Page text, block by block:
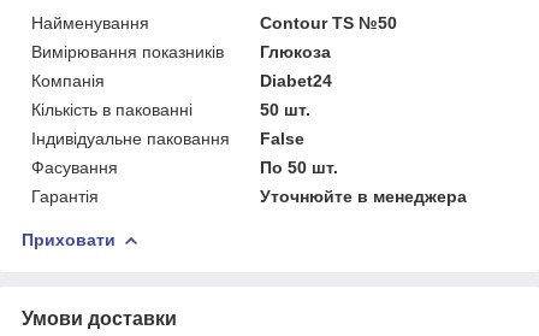
Найменування
Contour TS №50
Вимірювання показників
Глюкоза
Компанія
Diabet24
Кількість в пакованні
50 шт.
Індивідуальне паковання
False
Фасування
По 50 шт.
Гарантія
Уточнюйте в менеджера
Приховати
Умови доставки